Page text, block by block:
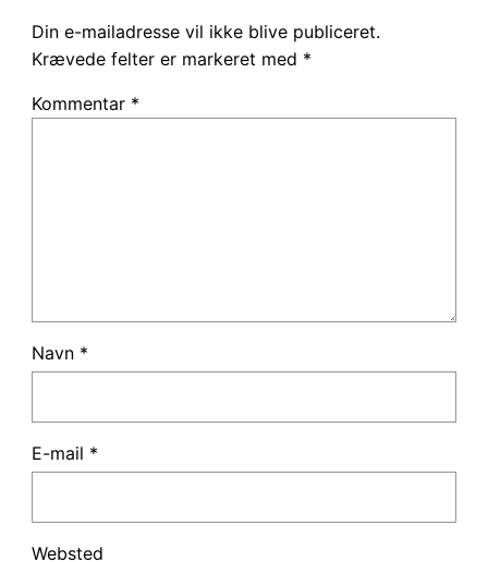
Din e-mailadresse vil ikke blive publiceret.
Krævede felter er markeret med *
Kommentar *
Navn *
E-mail *
Websted